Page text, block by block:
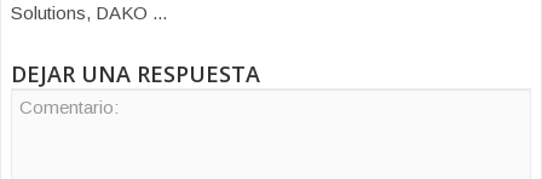
Solutions, DAKO ...
DEJAR UNA RESPUESTA